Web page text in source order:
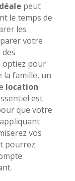
peut
le temps de
les
votre
optiez pour
la famille, un
location
est
que votre
vos
pourrez